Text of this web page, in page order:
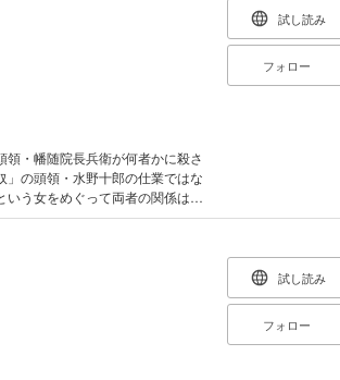
・幡随院長兵衛が何者かに殺さ
の頭領・水野十郎の仕業ではな
いう女をめぐって両者の関係はさ
女剣士の佐々木累らを巻き込ん
必至の痛快時代小説！
試し読み
フォロー
試し読み
フォロー